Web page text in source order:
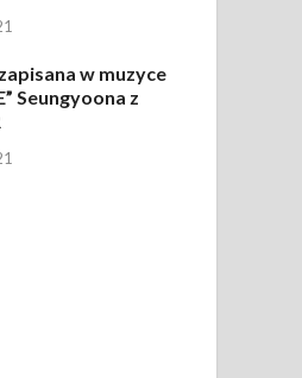
w muzyce
Seungyoona z